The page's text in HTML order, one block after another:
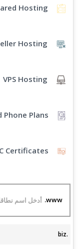
www.
.biz